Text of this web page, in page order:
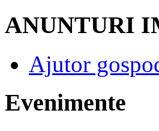
ANUNTURI
Ajutor
Evenimente